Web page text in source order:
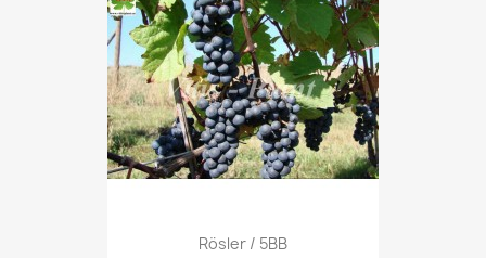
Rösler / 5BB